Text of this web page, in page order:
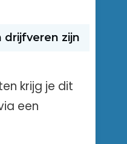
zijn
krijg je dit
een